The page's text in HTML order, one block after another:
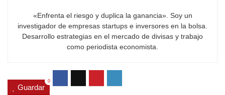
«Enfrenta el riesgo y duplica la ganancia». Soy un
investigador de empresas startups e inversores en la bolsa.
Desarrollo estrategias en el mercado de divisas y trabajo
como periodista economista.
Guardar
0